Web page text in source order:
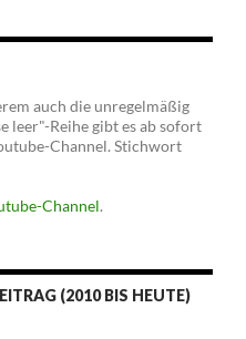
auch die unregelmäßig
leer"-Reihe gibt es ab sofort
Channel. Stichwort
Channel.
(2010 BIS HEUTE)